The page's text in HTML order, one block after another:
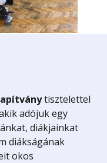
tisztelettel
adójuk egy
diákjainkat
diákságának
okos